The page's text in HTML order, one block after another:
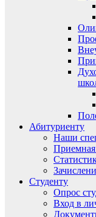
Абитуриенту
Наши
Студенту
Опрос
Вход в